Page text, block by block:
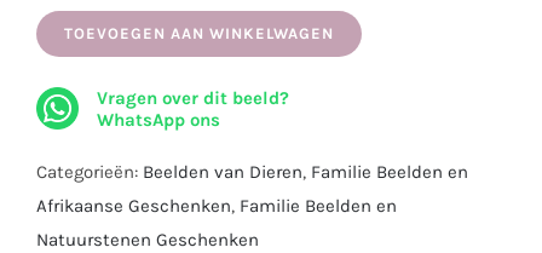
-
aantal
TOEVOEGEN AAN WINKELWAGEN
Vragen over dit beeld?
WhatsApp ons
Categorieën: Beelden van Dieren, Familie Beelden en
Afrikaanse Geschenken, Familie Beelden en
Natuurstenen Geschenken